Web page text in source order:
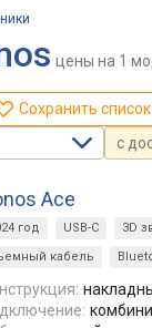
цены на 1
Сохранить список
с
Ace
год USB-C 3D
кабель